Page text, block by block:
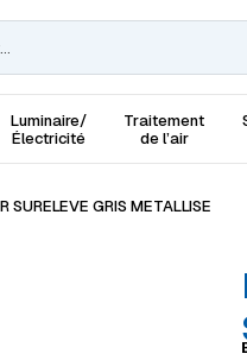
Luminaire/
Électricité
Traitement
de l’air
SURELEVE GRIS METALLISE